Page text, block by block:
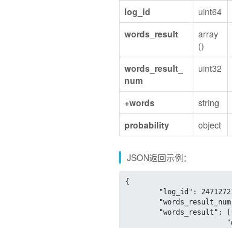
log_id
uint64
words_result
array
()
words_result_
num
uint32
+words string
probability
object
JSON返回示例：
{